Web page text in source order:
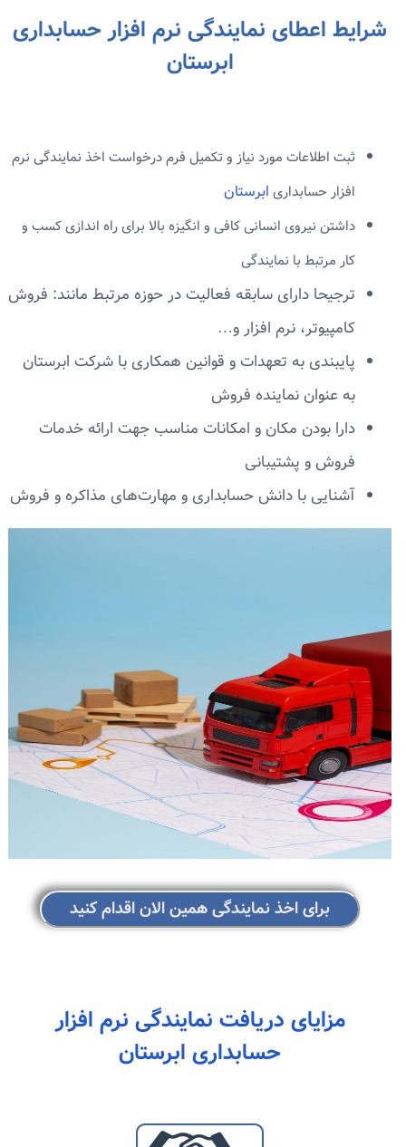
شرایط اعطای نمایندگی نرم افزار حسابداری
ابرستان
ثبت اطلاعات مورد نیاز و تکمیل فرم درخواست اخذ نمایندگی نرم
افزار حسابداری ابرستان
داشتن نیروی انسانی کافی و انگیزه بالا برای راه اندازی کسب و
کار مرتبط با نمایندگی
ترجیحا دارای سابقه فعالیت در حوزه مرتبط مانند: فروش
کامپیوتر، نرم افزار و…
پایبندی به تعهدات و قوانین همکاری با شرکت ابرستان
به عنوان نماینده فروش
دارا بودن مکان و امکانات مناسب جهت ارائه خدمات
فروش و پشتیبانی
آشنایی با دانش حسابداری و مهارت‌های مذاکره و فروش
برای اخذ نمایندگی همین الان اقدام کنید
مزایای دریافت نمایندگی نرم افزار
حسابداری ابرستان